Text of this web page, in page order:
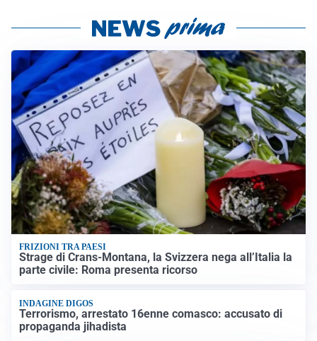
FRIZIONI TRA PAESI
Strage di Crans-Montana, la Svizzera nega all’Italia la
parte civile: Roma presenta ricorso
INDAGINE DIGOS
Terrorismo, arrestato 16enne comasco: accusato di
propaganda jihadista